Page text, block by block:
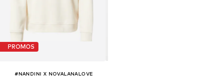
PROMOS
#NANDINI X NOVALANALOVE